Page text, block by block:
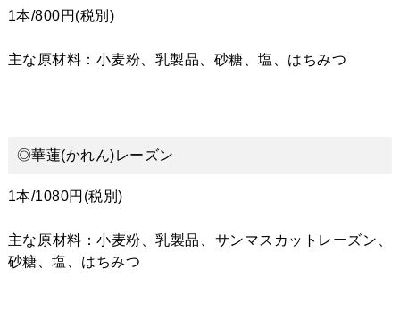
1本/800円(税別)
主な原材料：小麦粉、乳製品、砂糖、塩、はちみつ
◎華蓮(かれん)レーズン
1本/1080円(税別)
主な原材料：小麦粉、乳製品、サンマスカットレーズン、
砂糖、塩、はちみつ